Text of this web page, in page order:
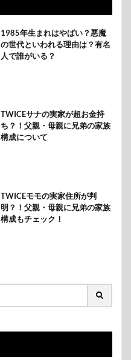
1985年生まれはやばい？悪魔
の世代といわれる理由は？有名
人で誰がいる？
TWICEサナの実家が超お金持
ち？！父親・母親に兄弟の家族
構成について
TWICEモモの実家住所が判
明？！父親・母親に兄弟の家族
構成もチェック！